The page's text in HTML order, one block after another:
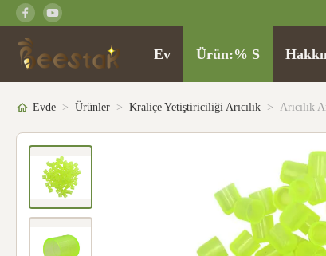
Ev Ürün:% S
Evde > Ürünler > Kraliçe Yetiştiriciliği Arıcılık > Arıcılık